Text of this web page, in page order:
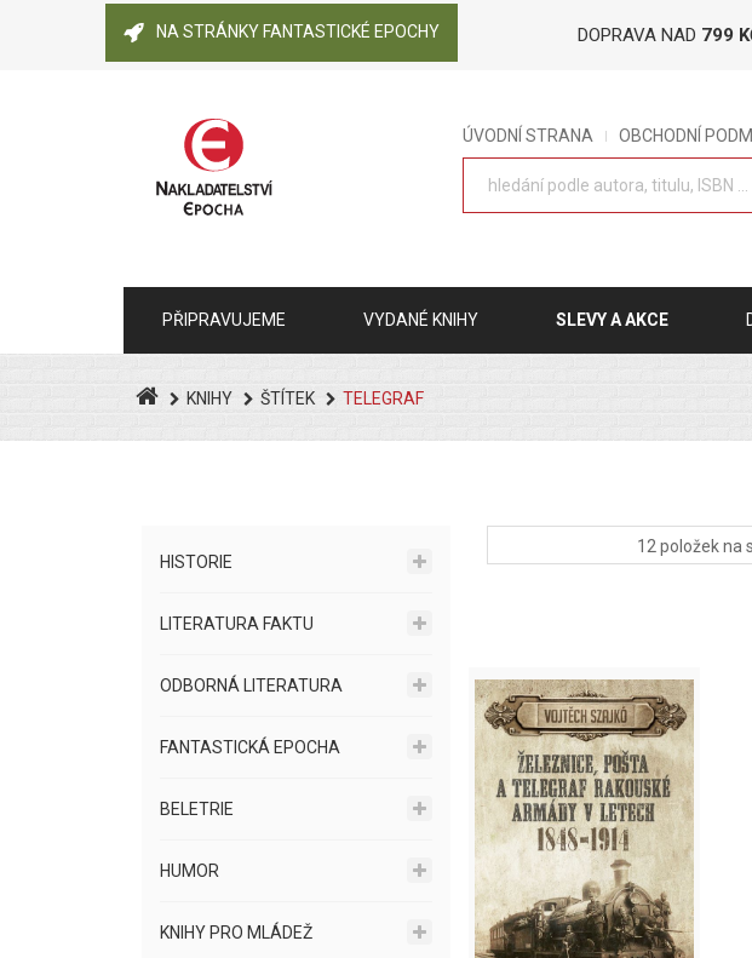
NA STRÁNKY FANTASTICKÉ EPOCHY DOPRAVA NAD 799
ÚVODNÍ STRANA OBCHODNÍ
PŘIPRAVUJEME VYDANÉ KNIHY SLEVY A AKCE
KNIHY ŠTÍTEK TELEGRAF
HISTORIE
LITERATURA FAKTU
ODBORNÁ LITERATURA
FANTASTICKÁ EPOCHA
BELETRIE
HUMOR
KNIHY PRO MLÁDEŽ
12 položek na